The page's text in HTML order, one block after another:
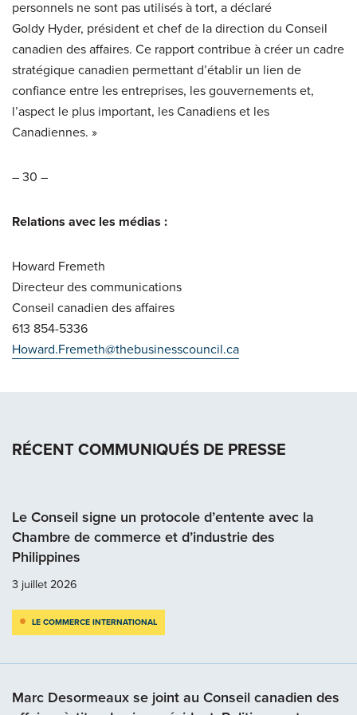
personnels ne sont pas utilisés à tort, a déclaré
Goldy Hyder, président et chef de la direction du Conseil
canadien des affaires. Ce rapport contribue à créer un cadre
stratégique canadien permettant d’établir un lien de
confiance entre les entreprises, les gouvernements et,
l’aspect le plus important, les Canadiens et les
Canadiennes. »
– 30 –
Relations avec les médias :
Howard Fremeth
Directeur des communications
Conseil canadien des affaires
613 854-5336
Howard.Fremeth@thebusinesscouncil.ca
RÉCENT COMMUNIQUÉS DE PRESSE
Le Conseil signe un protocole d’entente avec la
Chambre de commerce et d’industrie des
Philippines
3 juillet 2026
LE COMMERCE INTERNATIONAL
Marc Desormeaux se joint au Conseil canadien des